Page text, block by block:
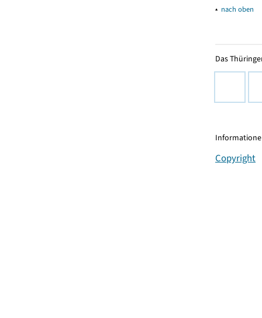
▴ nach oben
Das
Copyright